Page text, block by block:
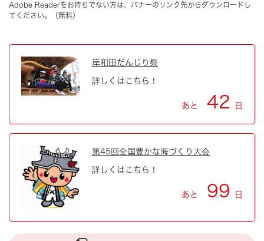
Adobe Readerをお持ちでない方は、バナーのリンク先からダウンロードし
てください。（無料）
岸和田だんじり祭
詳しくはこちら！
あと 42 日
第45回全国豊かな海づくり大会
詳しくはこちら！
あと 99 日